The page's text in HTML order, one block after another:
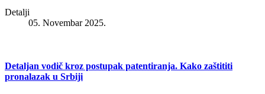
Detalji
05. Novembar 2025.
Detaljan vodič kroz postupak patentiranja. Kako zaštititi
pronalazak u Srbiji